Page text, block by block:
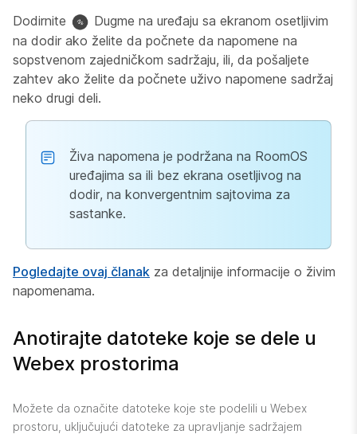
Dodirnite
Dugme na uređaju sa ekranom osetljivim
na dodir ako želite da počnete da napomene na
sopstvenom zajedničkom sadržaju, ili, da pošaljete
zahtev ako želite da počnete uživo napomene sadržaj
neko drugi deli.
Živa napomena je podržana na RoomOS
uređajima sa ili bez ekrana osetljivog na
dodir, na konvergentnim sajtovima za
sastanke.
Pogledajte ovaj članak za detaljnije informacije o živim
napomenama.
Anotirajte datoteke koje se dele u
Webex prostorima
Možete da označite datoteke koje ste podelili u Webex
prostoru, uključujući datoteke za upravljanje sadržajem